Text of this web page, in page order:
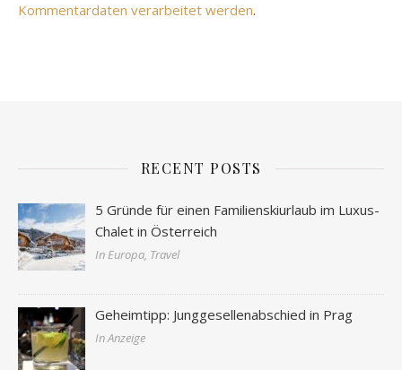
Kommentardaten verarbeitet werden.
RECENT POSTS
5 Gründe für einen Familienskiurlaub im Luxus-
Chalet in Österreich
In Europa, Travel
Geheimtipp: Junggesellenabschied in Prag
In Anzeige